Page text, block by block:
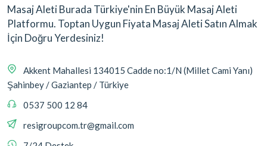
Masaj Aleti Burada Türkiye'nin En Büyük Masaj Aleti
Platformu. Toptan Uygun Fiyata Masaj Aleti Satın Almak
İçin Doğru Yerdesiniz!
Akkent Mahallesi 134015 Cadde no:1/N (Millet Cami Yanı)
Şahinbey / Gaziantep / Türkiye
0537 500 12 84
resigroupcom.tr@gmail.com